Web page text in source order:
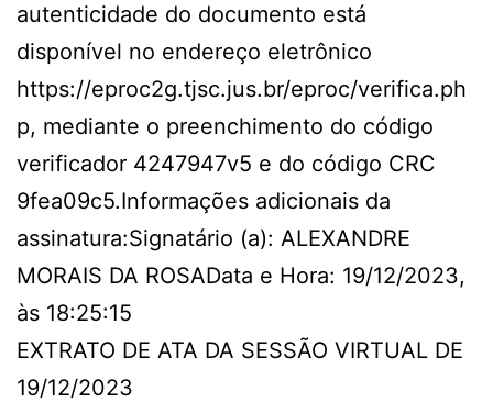
autenticidade do documento está
disponível no endereço eletrônico
https://eproc2g.tjsc.jus.br/eproc/verifica.ph
p, mediante o preenchimento do código
verificador 4247947v5 e do código CRC
9fea09c5.Informações adicionais da
assinatura:Signatário (a): ALEXANDRE
MORAIS DA ROSAData e Hora: 19/12/2023,
às 18:25:15
EXTRATO DE ATA DA SESSÃO VIRTUAL DE
19/12/2023